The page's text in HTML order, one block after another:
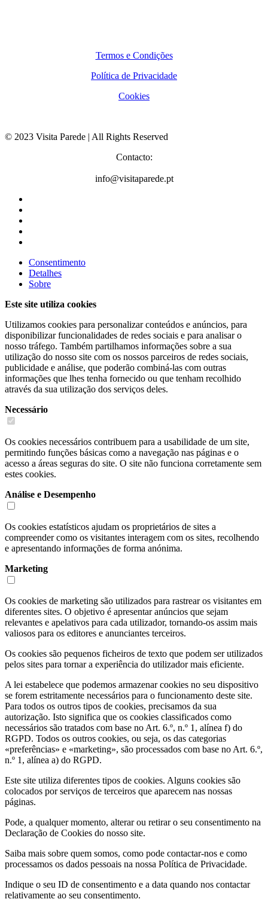
Termos e Condições
Política de Privacidade
Cookies
© 2023 Visita Parede | All Rights Reserved
Contacto:
info@visitaparede.pt
Consentimento
Detalhes
Sobre
Este site utiliza cookies
Utilizamos cookies para personalizar conteúdos e anúncios, para
disponibilizar funcionalidades de redes sociais e para analisar o
nosso tráfego. Também partilhamos informações sobre a sua
utilização do nosso site com os nossos parceiros de redes sociais,
publicidade e análise, que poderão combiná-las com outras
informações que lhes tenha fornecido ou que tenham recolhido
através da sua utilização dos serviços deles.
Necessário
Os cookies necessários contribuem para a usabilidade de um site,
permitindo funções básicas como a navegação nas páginas e o
acesso a áreas seguras do site. O site não funciona corretamente sem
estes cookies.
Análise e Desempenho
Os cookies estatísticos ajudam os proprietários de sites a
compreender como os visitantes interagem com os sites, recolhendo
e apresentando informações de forma anónima.
Marketing
Os cookies de marketing são utilizados para rastrear os visitantes em
diferentes sites. O objetivo é apresentar anúncios que sejam
relevantes e apelativos para cada utilizador, tornando-os assim mais
valiosos para os editores e anunciantes terceiros.
Os cookies são pequenos ficheiros de texto que podem ser utilizados
pelos sites para tornar a experiência do utilizador mais eficiente.
A lei estabelece que podemos armazenar cookies no seu dispositivo
se forem estritamente necessários para o funcionamento deste site.
Para todos os outros tipos de cookies, precisamos da sua
autorização. Isto significa que os cookies classificados como
necessários são tratados com base no Art. 6.º, n.º 1, alínea f) do
RGPD. Todos os outros cookies, ou seja, os das categorias
«preferências» e «marketing», são processados com base no Art. 6.º,
n.º 1, alínea a) do RGPD.
Este site utiliza diferentes tipos de cookies. Alguns cookies são
colocados por serviços de terceiros que aparecem nas nossas
páginas.
Pode, a qualquer momento, alterar ou retirar o seu consentimento na
Declaração de Cookies do nosso site.
Saiba mais sobre quem somos, como pode contactar-nos e como
processamos os dados pessoais na nossa Política de Privacidade.
Indique o seu ID de consentimento e a data quando nos contactar
relativamente ao seu consentimento.